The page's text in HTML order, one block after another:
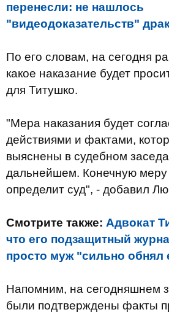
перенесли: не нашлось
"видеодоказательств"
По его словам, на сегодня
какое наказание будет
для Титушко.
"Мера наказания будет
действиями и фактами,
выяснены в судебном
дальнейшем. Конечную меру
определит суд", - добавил
Смотрите также: Адвокат
что его подзащитный
просто муж "сильно
Напомним, на сегодняшнем
были подтверждены факты